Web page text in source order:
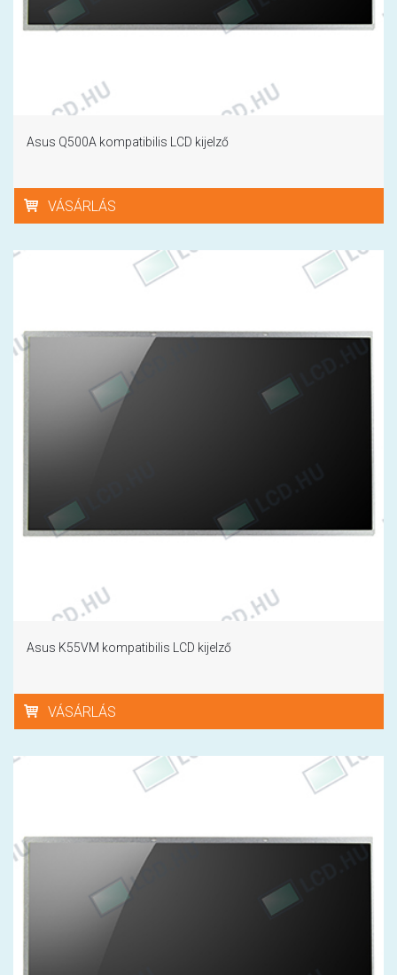
Asus Q500A kompatibilis LCD kijelző
VÁSÁRLÁS
Asus K55VM kompatibilis LCD kijelző
VÁSÁRLÁS